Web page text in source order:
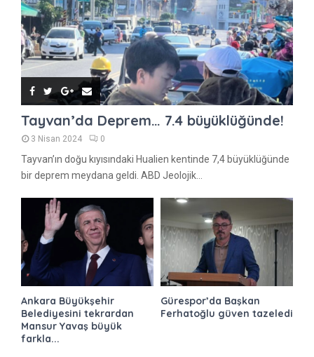
Tayvan’da Deprem… 7.4 büyüklüğünde!
3 Nisan 2024 0
Tayvan’ın doğu kıyısındaki Hualien kentinde 7,4 büyüklüğünde
bir deprem meydana geldi. ABD Jeolojik...
Ankara Büyükşehir
Belediyesini tekrardan
Mansur Yavaş büyük
farkla...
Gürespor’da Başkan
Ferhatoğlu güven tazeledi